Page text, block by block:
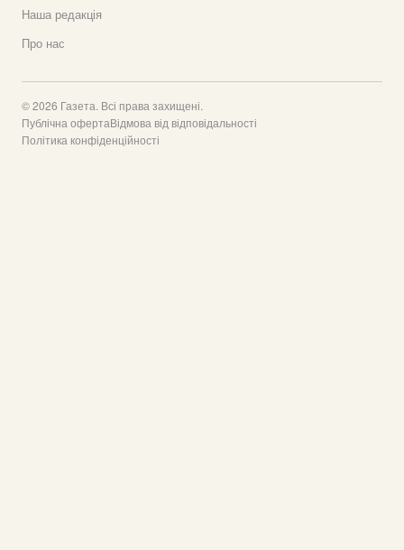
Наша редакція
Про нас
© 2026 Газета. Всі права захищені.
Публічна офертаВідмова від відповідальності
Політика конфіденційності